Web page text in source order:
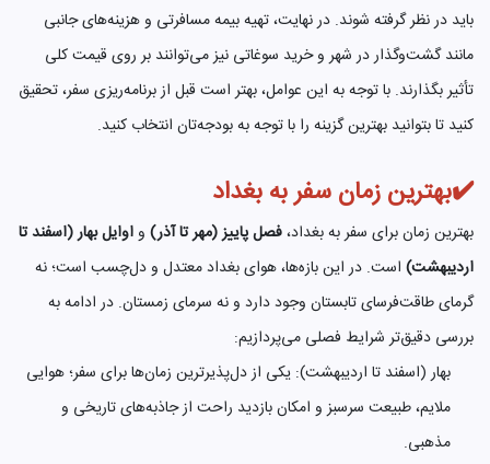
باید در نظر گرفته شوند. در نهایت، تهیه بیمه مسافرتی و هزینه‌های جانبی
مانند گشت‌وگذار در شهر و خرید سوغاتی نیز می‌توانند بر روی قیمت کلی
تأثیر بگذارند. با توجه به این عوامل، بهتر است قبل از برنامه‌ریزی سفر، تحقیق
کنید تا بتوانید بهترین گزینه را با توجه به بودجه‌تان انتخاب کنید.
✔️بهترین زمان سفر به بغداد
بهترین زمان برای سفر به بغداد،فصل پاییز (مهر تا آذر) واوایل بهار (اسفند تا
اردیبهشت) است. در این بازه‌ها، هوای بغداد معتدل و دل‌چسب است؛ نه
گرمای طاقت‌فرسای تابستان وجود دارد و نه سرمای زمستان. در ادامه به
بررسی دقیق‌تر شرایط فصلی می‌پردازیم:
بهار (اسفند تا اردیبهشت): یکی از دل‌پذیرترین زمان‌ها برای سفر؛ هوایی
ملایم، طبیعت سرسبز و امکان بازدید راحت از جاذبه‌های تاریخی و
مذهبی.